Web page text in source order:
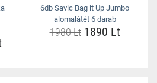
6db Savic Bag it Up Jumbo
alomalátét 6 darab
1980 Lt1890 Lt